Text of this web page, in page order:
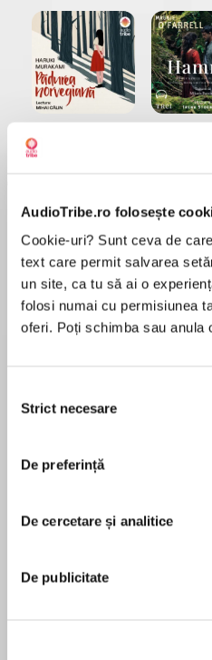
AudioTribe.ro folosește
Cookie-uri? Sunt ceva de
text care permit salvarea
un site, ca tu să ai o
folosi numai cu permisiunea
oferi. Poți schimba sau anula
consimțământului
Strict necesare
De preferință
De cercetare și analitice
De publicitate
Elita de Argint (Elita
de...
Dani Francis
Diavolul se
la...
Lauren
Desprecarte
roman despre doliul
Prix Médicis 2025
Prix Grand Continent 2025
În acest moment nu